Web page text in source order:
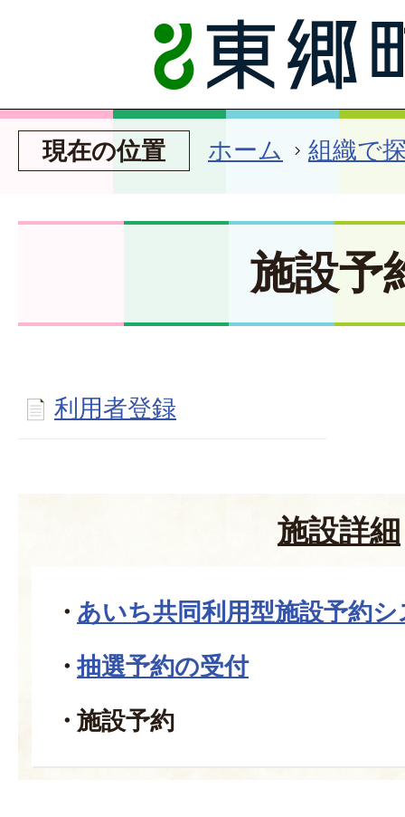
現在の位置 ホーム 組織で
施設予
利用者登録
施設詳細
あいち共同利用型施設予約
抽選予約の受付
施設予約